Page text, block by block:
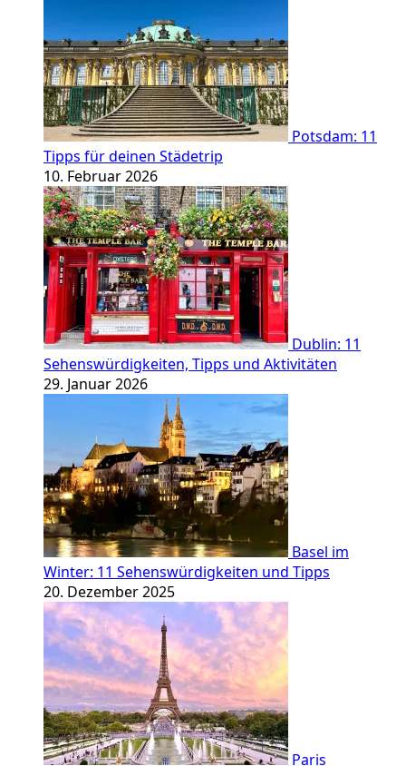
Potsdam: 11
Tipps für deinen Städetrip
10. Februar 2026
Dublin: 11
Sehenswürdigkeiten, Tipps und Aktivitäten
29. Januar 2026
Basel im
Winter: 11 Sehenswürdigkeiten und Tipps
20. Dezember 2025
Paris